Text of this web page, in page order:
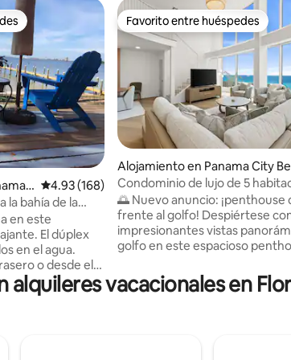
reseñas
Calificación promedio: 4.93 de 5, 168 reseñas
4.93 (168)
la bahía de la
en este
El dúplex
en el agua.
o desde el
de
de sol en la
Favorito entre huéspedes
Favorito entre huéspedes
Alojamiento en Panama City
ch
Condominio de lujo de 5
con vista al golfo en Panama
🌅 Nuevo anuncio: ¡penthouse
frente al golfo! Despiértese
impresionantes vistas
golfo en este espacioso
Panama City Beach. Con más
2,700 pies cuadrados, está
desde la espectacular sala de
alquileres vacacionales en